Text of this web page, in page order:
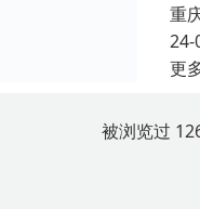
重
24-
更
被浏览过